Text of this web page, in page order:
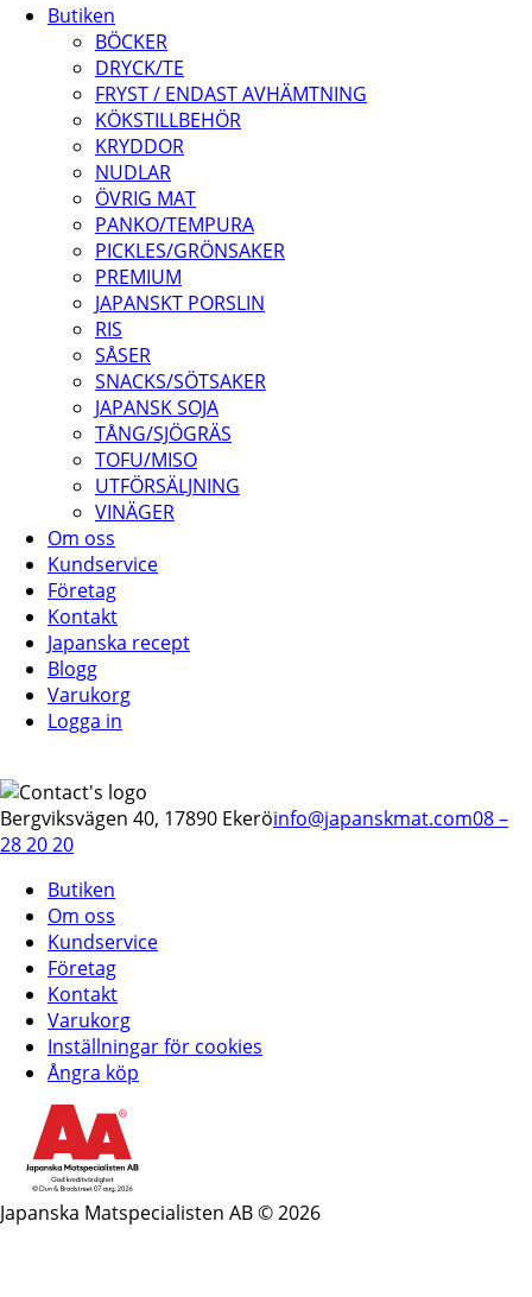
Butiken
BÖCKER
DRYCK/TE
FRYST / ENDAST AVHÄMTNING
KÖKSTILLBEHÖR
KRYDDOR
NUDLAR
ÖVRIG MAT
PANKO/TEMPURA
PICKLES/GRÖNSAKER
PREMIUM
JAPANSKT PORSLIN
RIS
SÅSER
SNACKS/SÖTSAKER
JAPANSK SOJA
TÅNG/SJÖGRÄS
TOFU/MISO
UTFÖRSÄLJNING
VINÄGER
Om oss
Kundservice
Företag
Kontakt
Japanska recept
Blogg
Varukorg
Logga in
Bergviksvägen 40, 17890 Ekeröinfo@japanskmat.com08 –
28 20 20
Butiken
Om oss
Kundservice
Företag
Kontakt
Varukorg
Inställningar för cookies
Ångra köp
Japanska Matspecialisten AB © 2026